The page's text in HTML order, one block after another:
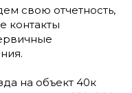
свою отчетность,
контакты
на объект 40к